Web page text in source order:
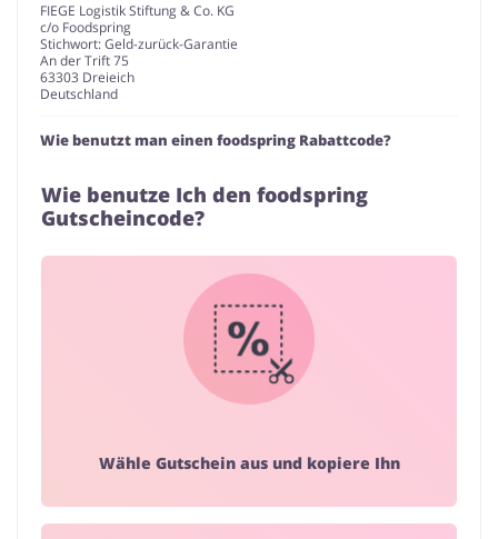
FIEGE Logistik Stiftung & Co. KG
c/o Foodspring
Stichwort: Geld-zurück-Garantie
An der Trift 75
63303 Dreieich
Deutschland
Wie benutzt man einen foodspring Rabattcode?
Wie benutze Ich den foodspring
Gutscheincode?
Wähle Gutschein aus und kopiere Ihn